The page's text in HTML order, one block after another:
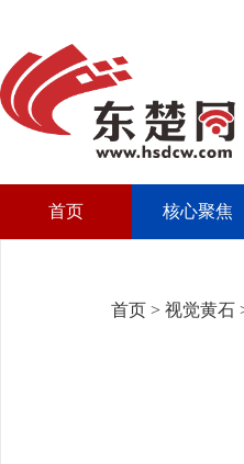
首页 核心聚焦
首页 > 视觉黄石